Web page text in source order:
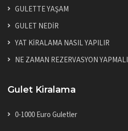
GULETTE YAŞAM
GULET NEDİR
YAT KİRALAMA NASIL YAPILIR
NE ZAMAN REZERVASYON YAPMALI
Gulet Kiralama
0-1000 Euro Guletler